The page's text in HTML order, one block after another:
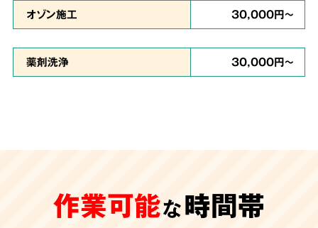
特殊清掃が遅れ、臭いや汚れが内装の下地にま
で及んでしまうと、その根源を取り除く為に内
オゾン施工 30,000円～
薬剤洗浄 30,000円～
作業可能な時間帯